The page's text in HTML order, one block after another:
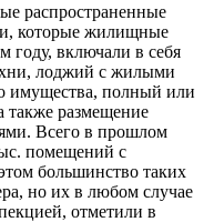
распространенные
которые жилищные
году, включали в себя
лоджий с жилыми
имущества, полный или
также размещение
Всего в прошлом
помещений с
большинство таких
но их в любом случае
отметили в